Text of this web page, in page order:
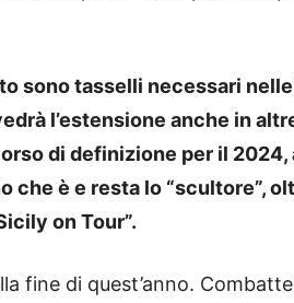
sono tasselli necessari
l’estensione anche in
di definizione per il 2024,
che è e resta lo “scultore”,
on Tour”.
fine di quest’anno.